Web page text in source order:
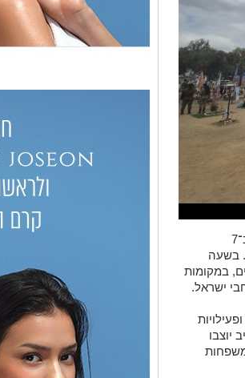
, השעה שבה החלה מתקפת הטרור ב־7
בשעה
במקומות
ישראל.
יוצבו